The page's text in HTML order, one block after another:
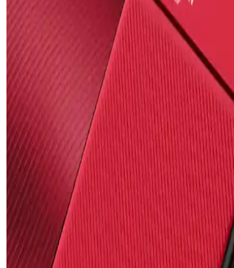
Samsung S7 FE Tablet Kılıfı
Estetiğin En İyi Kombinasyonu
Samsung S7 FE tablet kılıfları, koruma,
sunar. Malzeme, tasarım ve özelliklere
kullanım sağlayabilirsiniz.
Fibaks iPhone 11 Kılıfı
Desenli Seçeneklerin Özellikleri ve
Yorumları
İki popüler Fibaks iPhone 11 kılıfını
desenli modellerin özellikleri, kullanıcı
kolaylığı hakkında detaylar burada.
Fibaks Samsung Galaxy Tab A8